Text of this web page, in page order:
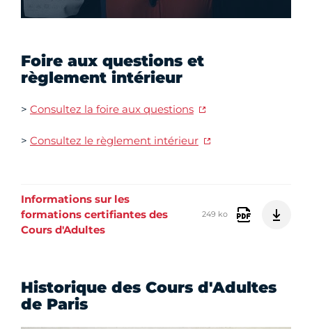
Foire aux questions et
règlement intérieur
> Consultez la foire aux questions
> Consultez le règlement intérieur
Informations sur les
formations certifiantes des
Cours d'Adultes
249 ko
Historique des Cours d'Adultes
de Paris